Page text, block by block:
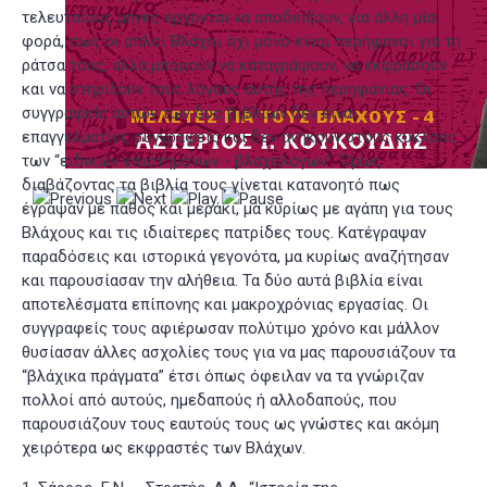
τελευταίους μήνες έρχονται να αποδείξουν, για άλλη μία
φορά, πως οι απλοί Βλάχοι όχι μόνο είναι περήφανοι για τη
ράτσα τους, αλλά μπορούν να καταγράψουν, να εκφράσουν
και να στηρίξουν τους λόγους αυτής της περηφάνιας. Οι
συγγραφείς αυτών των δύο βιβλίων δεν είναι
επαγγελματίες συγγραφείς και δεν ανήκουν στους κύκλους
των “ειδικών επιστημόνων - βλαχολόγων”. Όμως
διαβάζοντας τα βιβλία τους γίνεται κατανοητό πως
έγραψαν με πάθος και μεράκι, μα κυρίως με αγάπη για τους
Βλάχους και τις ιδιαίτερες πατρίδες τους. Κατέγραψαν
παραδόσεις και ιστορικά γεγονότα, μα κυρίως αναζήτησαν
και παρουσίασαν την αλήθεια. Τα δύο αυτά βιβλία είναι
αποτελέσματα επίπονης και μακροχρόνιας εργασίας. Οι
συγγραφείς τους αφιέρωσαν πολύτιμο χρόνο και μάλλον
θυσίασαν άλλες ασχολίες τους για να μας παρουσιάζουν τα
“βλάχικα πράγματα” έτσι όπως όφειλαν να τα γνώριζαν
πολλοί από αυτούς, ημεδαπούς ή αλλοδαπούς, που
παρουσιάζουν τους εαυτούς τους ως γνώστες και ακόμη
χειρότερα ως εκφραστές των Βλάχων.